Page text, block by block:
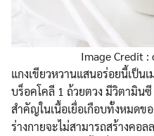
Image Credit :
แกงเขียวหวานแสนอร่อยนี้เป็น
บร็อคโคลี 1 ถ้วยตวง มีวิตามิน
สำคัญในเนื้อเยื่อเกือบทั้งหมดข
ร่างกายจะไม่สามารถสร้างคอ